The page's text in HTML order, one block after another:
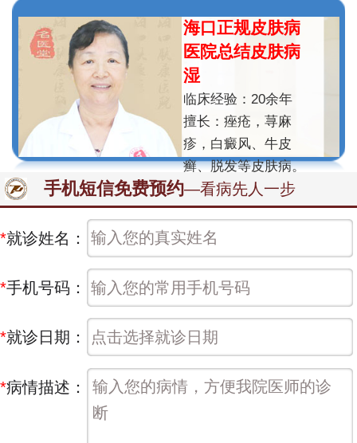
海口正规皮肤病
医院总结皮肤病
湿
临床经验：20余年
擅长：痤疮，荨麻
疹，白癜风、牛皮
癣、脱发等皮肤病。
手机短信免费预约—看病先人一步
*就诊姓名：
*手机号码：
*就诊日期：
*病情描述：